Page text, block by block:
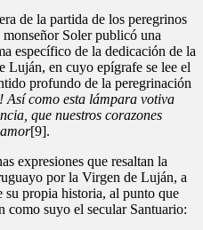
de la partida de los peregrinos
Soler publicó una
específico de la dedicación de la
Luján, en cuyo epígrafe se lee el
profundo de la peregrinación
como esta lámpara votiva
que nuestros corazones
[9].
expresiones que resaltan la
por la Virgen de Luján, a
su propia historia, al punto que
como suyo el secular Santuario: